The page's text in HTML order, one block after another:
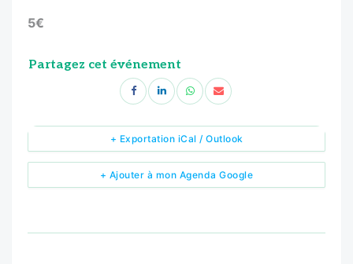
5€
Partagez cet événement
+ Ajouter à mon Agenda Google
+ Exportation iCal / Outlook